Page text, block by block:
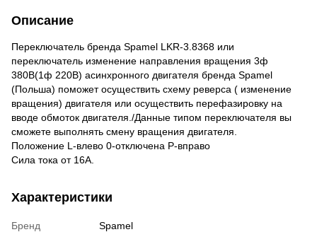
Описание
Переключатель бренда Spamel LKR-3.8368 или
переключатель изменение направления вращения 3ф
380В(1ф 220В) асинхронного двигателя бренда Spamel
(Польша) поможет осуществить схему реверса ( изменение
вращения) двигателя или осуществить перефазировку на
вводе обмоток двигателя./Данные типом переключателя вы
сможете выполнять смену вращения двигателя.
Положение L-влево 0-отключена P-вправо
Сила тока от 16А.
Характеристики
Бренд
Spamel